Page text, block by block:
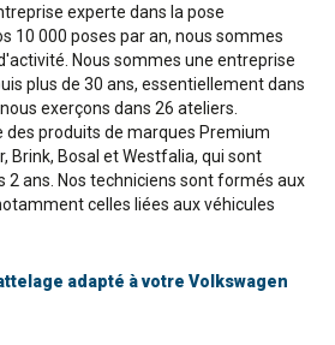
experte dans la pose
10 000 poses par an, nous sommes
Nous sommes une entreprise
plus de 30 ans, essentiellement dans
exerçons dans 26 ateliers.
des produits de marques Premium
Brink, Bosal et Westfalia, qui sont
2 ans. Nos techniciens sont formés aux
celles liées aux véhicules
adapté à votre Volkswagen